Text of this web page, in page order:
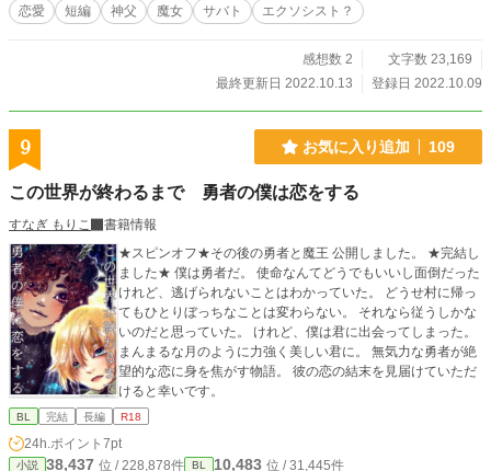
恋愛 短編 神父 魔女 サバト エクソシスト？
感想数 2
文字数 23,169
最終更新日 2022.10.13
登録日 2022.10.09
9 お気に入り追加 109
この世界が終わるまで 勇者の僕は恋をする
すなぎ もりこ
書籍情報
★スピンオフ★その後の勇者と魔王 公開しました。 ★完結し
ました★ 僕は勇者だ。 使命なんてどうでもいいし面倒だった
けれど、逃げられないことはわかっていた。 どうせ村に帰っ
てもひとりぼっちなことは変わらない。 それなら従うしかな
いのだと思っていた。 けれど、僕は君に出会ってしまった。
まんまるな月のように力強く美しい君に。 無気力な勇者が絶
望的な恋に身を焦がす物語。 彼の恋の結末を見届けていただ
けると幸いです。
BL 完結 長編 R18
24h.ポイント 7pt
小説 38,437 位 / 228,878件 BL 10,483 位 / 31,445件